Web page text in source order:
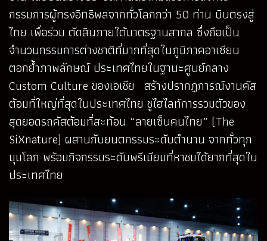
กรรมการผู้ทรงอิทธิพลจากทั่วโลกกว่า 50 ท่าน บินตรงสู่
ไทย เพื่อร่วม ตัดสินภายใต้มาตรฐานสากล ซึ่งถือเป็น
จำนวนกรรมการต่างชาติที่มากที่สุดในภูมิภาคอาเซียน
ตอกย้ำภาพลักษณ์ ประเทศไทยในฐานะศูนย์กลาง
Custom Culture ของเอเชีย สร้างปรากฏการณ์งานคัส
ต้อมที่ใหญ่ที่สุดในประเทศไทย ชูไฮไลท์การรวมตัวของ
สุดยอดรถคัสต้อมที่สะท้อน “ลายเซ็นคนไทย” (The
SiXnature) ผสานกับยนตกรรมระดับตำนาน จากทั่วทุก
มุมโลก พร้อมกิจกรรมระดับพรีเมียมที่หาชมได้ยากที่สุดใน
ประเทศไทย